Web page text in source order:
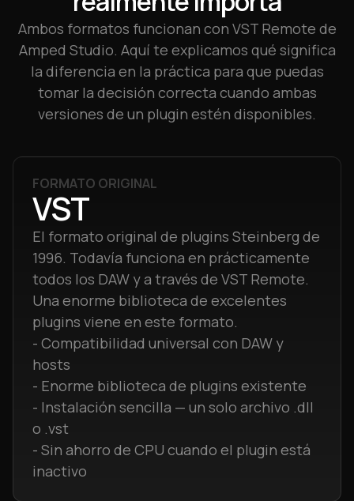
Ambos formatos funcionan con VST Remote de
Amped Studio. Aquí te explicamos qué significa
la diferencia en la práctica para que puedas
tomar la decisión correcta cuando ambas
versiones de un plugin estén disponibles.
FORMATO ORIGINAL
VST
El formato original de plugins Steinberg de
1996. Todavía funciona en prácticamente
todos los DAW y a través de VST Remote.
Una enorme biblioteca de excelentes
plugins viene en este formato.
- Compatibilidad universal con DAW y
hosts
- Enorme biblioteca de plugins existente
- Instalación sencilla — un solo archivo .dll
o .vst
- Sin ahorro de CPU cuando el plugin está
inactivo